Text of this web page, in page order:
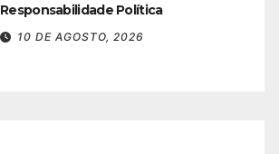
Responsabilidade Política
10 DE AGOSTO, 2026